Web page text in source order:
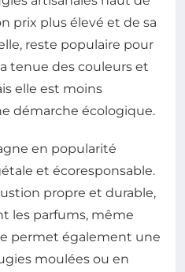
prix plus élevé et de sa
reste populaire pour
tenue des couleurs et
elle est moins
démarche écologique.
en popularité
et écoresponsable.
propre et durable,
les parfums, même
permet également une
moulées ou en